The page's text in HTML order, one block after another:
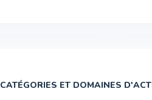
CATÉGORIES ET DOMAINES